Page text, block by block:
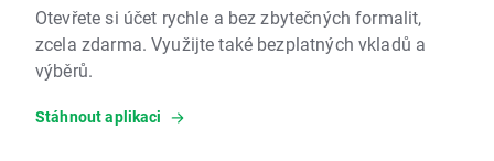
Otevřete si účet rychle a bez zbytečných formalit,
zcela zdarma. Využijte také bezplatných vkladů a
výběrů.
Stáhnout aplikaci